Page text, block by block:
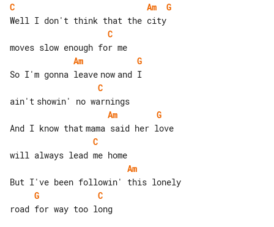
C Am
G
C
Am
G
C
Am
G
C
Am
G
C
road for way too long